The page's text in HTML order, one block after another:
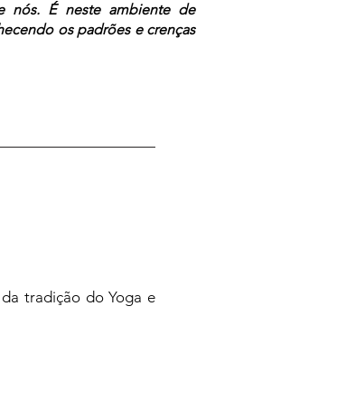
nós. É neste ambiente de
os padrões e crenças
tradição do Yoga e